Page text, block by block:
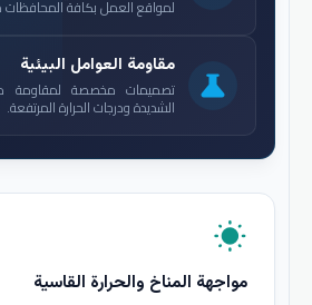
لمواقع العمل بكافة المحافظات
science
مقاومة العوامل البيئية
تصميمات مخصصة لمقاومة
الشديدة ودرجات الحرارة المرتفعة.
wb_sunny
مواجهة المناخ والحرارة القاسية